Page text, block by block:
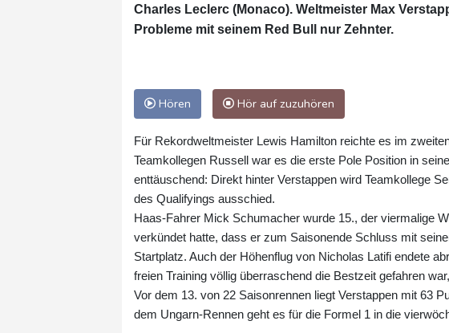
Charles Leclerc (Monaco). Weltmeister Max
Probleme mit seinem Red Bull nur Zehnter.
Hören Hör auf zuzuhören
Für Rekordweltmeister Lewis Hamilton reichte es im
Teamkollegen Russell war es die erste Pole Position in
enttäuschend: Direkt hinter Verstappen wird Teamkollege
des Qualifyings ausschied.
Haas-Fahrer Mick Schumacher wurde 15., der viermalige
verkündet hatte, dass er zum Saisonende Schluss mit
Startplatz. Auch der Höhenflug von Nicholas Latifi endete
freien Training völlig überraschend die Bestzeit gefahren
Vor dem 13. von 22 Saisonrennen liegt Verstappen mit 63
dem Ungarn-Rennen geht es für die Formel 1 in die